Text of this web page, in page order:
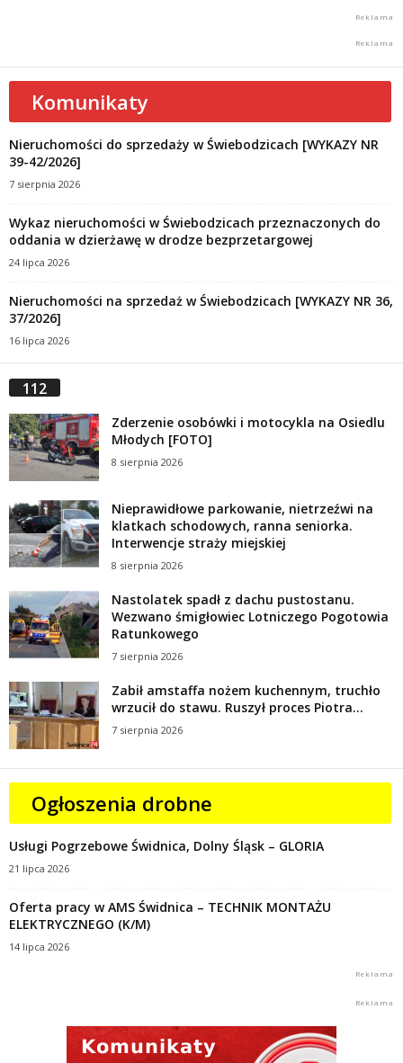
Komunikaty
Nieruchomości do sprzedaży w Świebodzicach [WYKAZY NR
39-42/2026]
7 sierpnia 2026
Wykaz nieruchomości w Świebodzicach przeznaczonych do
oddania w dzierżawę w drodze bezprzetargowej
24 lipca 2026
Nieruchomości na sprzedaż w Świebodzicach [WYKAZY NR 36,
37/2026]
16 lipca 2026
112
Zderzenie osobówki i motocykla na Osiedlu
Młodych [FOTO]
8 sierpnia 2026
Nieprawidłowe parkowanie, nietrzeźwi na
klatkach schodowych, ranna seniorka.
Interwencje straży miejskiej
8 sierpnia 2026
Nastolatek spadł z dachu pustostanu.
Wezwano śmigłowiec Lotniczego Pogotowia
Ratunkowego
7 sierpnia 2026
Zabił amstaffa nożem kuchennym, truchło
wrzucił do stawu. Ruszył proces Piotra...
7 sierpnia 2026
Ogłoszenia drobne
Usługi Pogrzebowe Świdnica, Dolny Śląsk – GLORIA
21 lipca 2026
Oferta pracy w AMS Świdnica – TECHNIK MONTAŻU
ELEKTRYCZNEGO (K/M)
14 lipca 2026